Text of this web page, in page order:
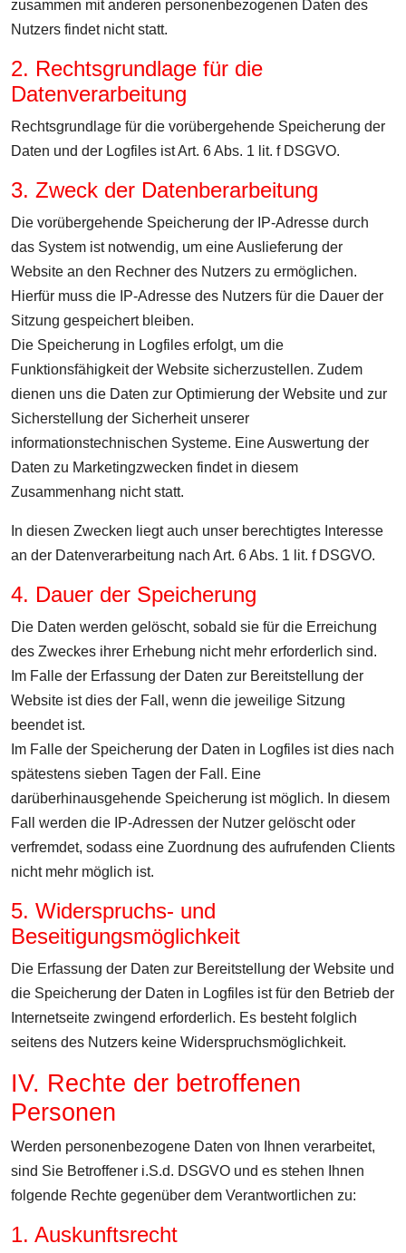
zusammen mit anderen personenbezogenen Daten des
Nutzers findet nicht statt.
2. Rechtsgrundlage für die
Datenverarbeitung
Rechtsgrundlage für die vorübergehende Speicherung der
Daten und der Logfiles ist Art. 6 Abs. 1 lit. f DSGVO.
3. Zweck der Datenberarbeitung
Die vorübergehende Speicherung der IP-Adresse durch
das System ist notwendig, um eine Auslieferung der
Website an den Rechner des Nutzers zu ermöglichen.
Hierfür muss die IP-Adresse des Nutzers für die Dauer der
Sitzung gespeichert bleiben.
Die Speicherung in Logfiles erfolgt, um die
Funktionsfähigkeit der Website sicherzustellen. Zudem
dienen uns die Daten zur Optimierung der Website und zur
Sicherstellung der Sicherheit unserer
informationstechnischen Systeme. Eine Auswertung der
Daten zu Marketingzwecken findet in diesem
Zusammenhang nicht statt.
In diesen Zwecken liegt auch unser berechtigtes Interesse
an der Datenverarbeitung nach Art. 6 Abs. 1 lit. f DSGVO.
4. Dauer der Speicherung
Die Daten werden gelöscht, sobald sie für die Erreichung
des Zweckes ihrer Erhebung nicht mehr erforderlich sind.
Im Falle der Erfassung der Daten zur Bereitstellung der
Website ist dies der Fall, wenn die jeweilige Sitzung
beendet ist.
Im Falle der Speicherung der Daten in Logfiles ist dies nach
spätestens sieben Tagen der Fall. Eine
darüberhinausgehende Speicherung ist möglich. In diesem
Fall werden die IP-Adressen der Nutzer gelöscht oder
verfremdet, sodass eine Zuordnung des aufrufenden Clients
nicht mehr möglich ist.
5. Widerspruchs- und
Beseitigungsmöglichkeit
Die Erfassung der Daten zur Bereitstellung der Website und
die Speicherung der Daten in Logfiles ist für den Betrieb der
Internetseite zwingend erforderlich. Es besteht folglich
seitens des Nutzers keine Widerspruchsmöglichkeit.
IV. Rechte der betroffenen
Personen
Werden personenbezogene Daten von Ihnen verarbeitet,
sind Sie Betroffener i.S.d. DSGVO und es stehen Ihnen
folgende Rechte gegenüber dem Verantwortlichen zu:
1. Auskunftsrecht